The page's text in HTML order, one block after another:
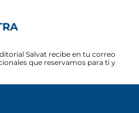
Salvat recibe en tu correo
que reservamos para ti y